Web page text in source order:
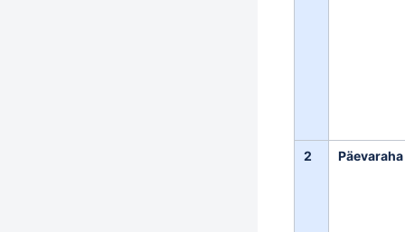
2 Päevaraha